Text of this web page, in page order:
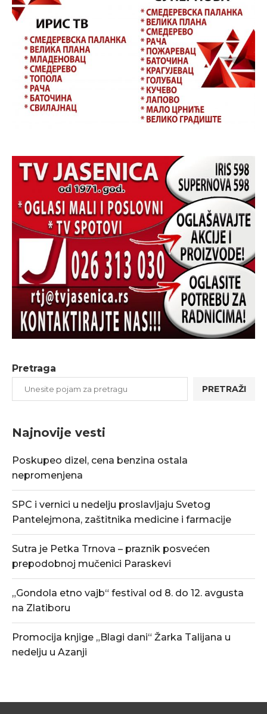
Pretraga
PRETRAŽI
Najnovije vesti
Poskupeo dizel, cena benzina ostala
nepromenjena
SPC i vernici u nedelju proslavljaju Svetog
Pantelejmona, zaštitnika medicine i farmacije
Sutra je Petka Trnova – praznik posvećen
prepodobnoj mučenici Paraskevi
„Gondola etno vajb“ festival od 8. do 12. avgusta
na Zlatiboru
Promocija knjige „Blagi dani“ Žarka Talijana u
nedelju u Azanji